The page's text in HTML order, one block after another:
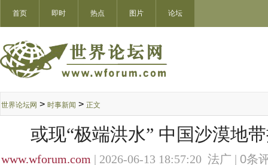
首页 即时 热点 图片 论坛
世界论坛网 > 时事新闻 > 正文
或现“极端洪水” 中国沙漠地
www.wforum.com | 2026-06-13 18:57:20 法广 | 0条